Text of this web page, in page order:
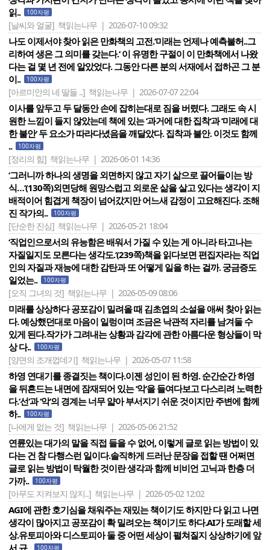
읽..
100자평
[날씨와 얼굴] 책읽는나무 | 2026-07-10 09:32
나도 이제서야 찾아 읽은 만화책의 고전.‘미래는 언제나 예측불허..그
리하여 생은 그 의미를 갖는다.‘ 이 유명한 구절이 이 만화책에서 나왔
다는 걸 몇 년 전에 알았었다. 그동안 다른 분의 서재에서 접하곤 그 분
이..
100자평
[아르미안의 네 딸들 ..] 책읽는나무 | 2026-07-07 22:04
이사를 앞두고 두 달동안 손에 잡히는대로 짐을 버렸다. 그래도 속 시
원한 느낌이 들지 않았는데 책에 있는 ‘과거에 대한 집착‘과 ‘미래에 대
한 불안‘ 두 요소가 따라다녔음을 깨달았다. 집착과 불안. 이것도 함께
..
100자평
[정리의 힘] 책읽는나무 | 2026-06-01 14:36
‘그러니까 하나의 생명을 외면하지 않고 자기 삶으로 끌어들이는 방
식…‘(130쪽)외면당해 원망스럽고 외로운 삶을 살고 있다는 생각이 지
배적이어 힘겹게 책장이 넘어갔지만 어느새 감정이 고요해진다. 조해
진 작가의..
100자평
[단순한 진심] 책읽는나무 | 2026-05-21 18:04
‘직업인으로서의 유능함은 배워서 가질 수 있는 게 아니라 타고나는
자질일지도 모른다는 생각도.‘(239쪽)책을 읽다보면 편집자라는 직업
인의 자질과 재능에 대한 감탄과 또 어떻게 일을 하는 걸까. 궁금증도
일었는..
100자평
[오직 그녀의 것] 책읽는나무 | 2026-05-09 08:06
미래를 상상하다 공포감이 밀려올 때 김초엽의 소설을 애써 찾아 읽는
다. 예상했던대로 마음이 일렁이며 조금은 낙관적 자리를 남겨둘 수
있게 된다.작가가 그려내는 상황과 감각에 관한 아름다운 형상들이 막
상 다..
100자평
[양면의 조개껍데기] 책읽는나무 | 2026-05-07 11:58
하영 연대기를 종결짓는 책이다.이젠 성인이 된 하영. 순간순간 하영
을 뒤흔드는 내면에 잠재되어 있는 ‘악‘을 들여다보고 다스리려 노력한
다.‘선‘과 ‘악‘의 경계는 너무 얇아 부서지기 쉬운 것이지만 주변에 함께
하..
100자평
[나에게 없는 것] 책읽는나무 | 2026-05-06 21:52
연륜있는 대가의 말을 직접 들을 수 없어, 이렇게 글로 읽는 방법이 있
다는 건 참 다행스런 일이다.솔직하게 드러난 문장을 접할 땐 어쩌면
글로 읽는 방법이 탁월한 것이란 생각과 함께 비비언 고닉과 한층 더
가까..
100자평
[아무도 지켜보지 않지..] 책읽는나무 | 2026-05-02 12:02
AGI에 관한 호기심을 채워주는 재밌는 책이기도 하지만 다 읽고 나면
생각이 많아지고 공포감이 확 밀려오는 책이기도 하다.AI가 도래할 세
상.유토피아와 디스토피아 둘 중 어떤 세상이 펼쳐질지 상상하기에 앞
100자평